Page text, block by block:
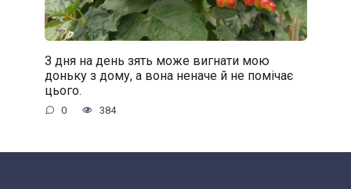
З дня на день зять може вигнати мою
доньку з дому, а вона неначе й не помічає
цього.
0 384